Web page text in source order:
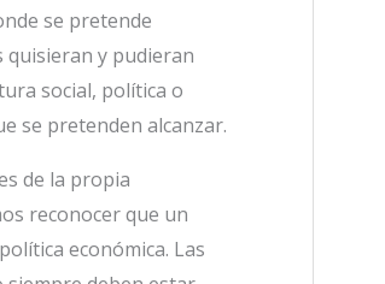
se pretende
quisieran y pudieran
social, política o
se pretenden alcanzar.
de la propia
reconocer que un
económica. Las